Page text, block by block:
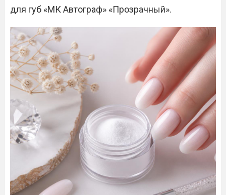
для губ «МК Автограф» «Прозрачный».